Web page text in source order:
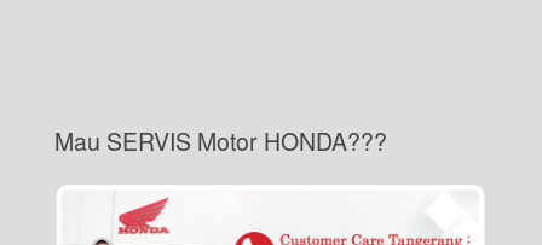
Mau SERVIS Motor HONDA???